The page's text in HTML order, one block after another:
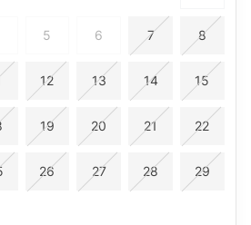
5 6 7 8
12 13 14 15
19 20 21 22
26 27 28 29